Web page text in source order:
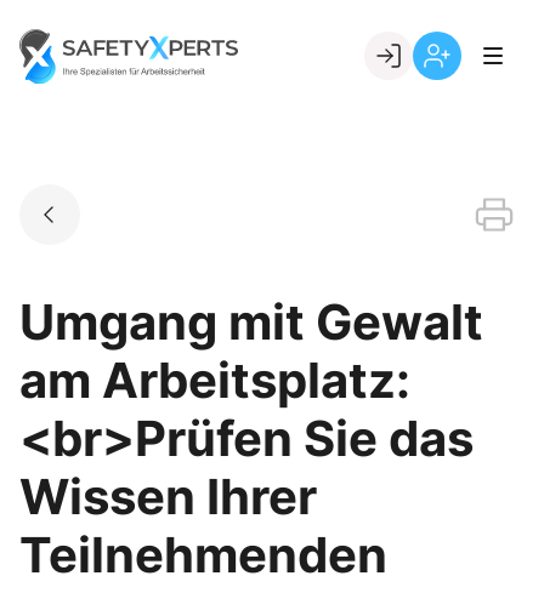
content
Go to landing page.
Umgang mit Gewalt
am Arbeitsplatz:
<br>Prüfen Sie das
Wissen Ihrer
Teilnehmenden